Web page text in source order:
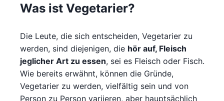
Was ist Vegetarier?
Die Leute, die sich entscheiden, Vegetarier zu
werden, sind diejenigen, die hör auf, Fleisch
jeglicher Art zu essen, sei es Fleisch oder Fisch.
Wie bereits erwähnt, können die Gründe,
Vegetarier zu werden, vielfältig sein und von
Person zu Person variieren, aber hauptsächlich